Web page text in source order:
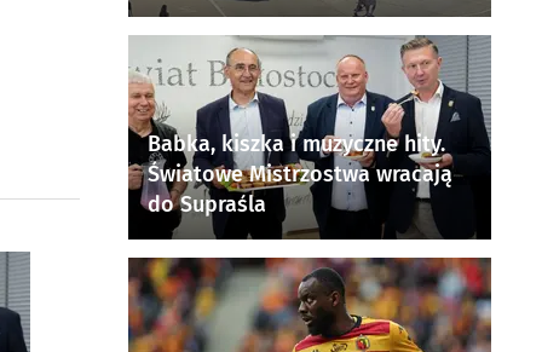
Babka, kiszka i muzyczne hity.
Światowe Mistrzostwa wracają
do Supraśla